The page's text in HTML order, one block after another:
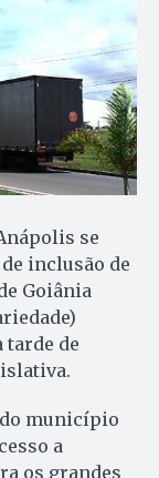
se
inclusão de
Goiânia
tarde de
do município
a
os grandes